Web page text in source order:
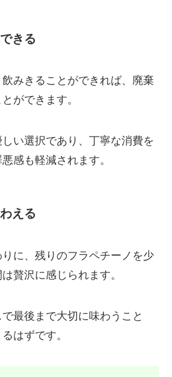
きる
みきることができれば、廃棄
ができます。
い選択であり、丁寧な消費を
感も軽減されます。
える
に、残りのフラペチーノを少
贅沢に感じられます。
最後まで大切に味わうこと
はずです。